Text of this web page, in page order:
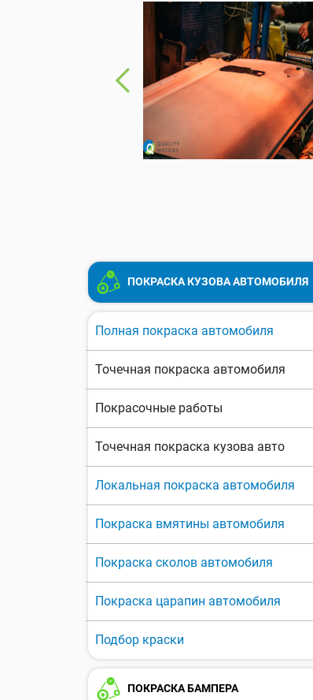
ПОКРАСКА КУЗОВА АВТОМОБИЛЯ
Полная покраска автомобиля
Точечная покраска автомобиля
Покрасочные работы
Точечная покраска кузова авто
Локальная покраска автомобиля
Покраска вмятины автомобиля
Покраска сколов автомобиля
Покраска царапин автомобиля
Подбор краски
ПОКРАСКА БАМПЕРА